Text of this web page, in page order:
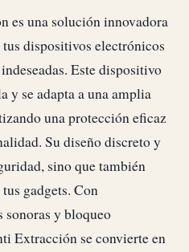
es una solución innovadora
dispositivos electrónicos
Este dispositivo
y se adapta a una amplia
una protección eficaz
Su diseño discreto y
sino que también
gadgets. Con
sonoras y bloqueo
Extracción se convierte en